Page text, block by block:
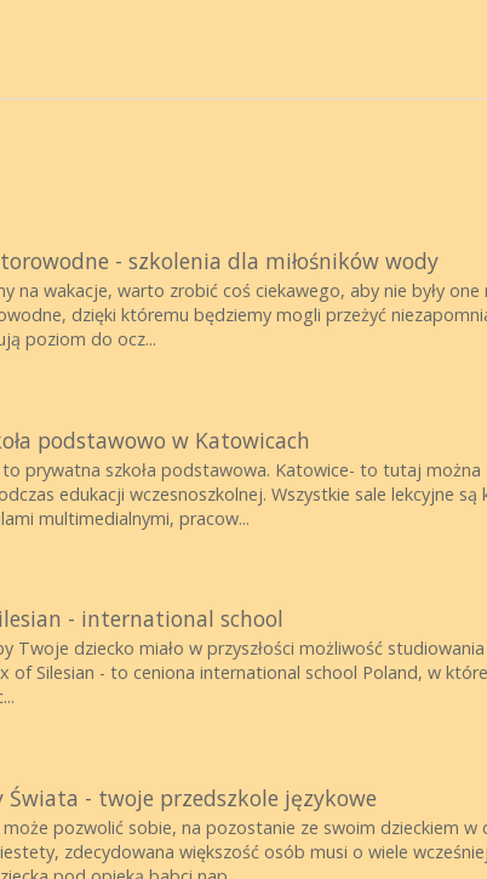
- szkolenia dla miłośników wody
na wakacje, warto zrobić coś ciekawego, aby nie były
dzięki któremu będziemy mogli przeżyć
poziom do ocz...
podstawowo w Katowicach
prywatna szkoła podstawowa. Katowice- to tutaj można
edukacji wczesnoszkolnej. Wszystkie sale lekcyjne
multimedialnymi, pracow...
- international school
Twoje dziecko miało w przyszłości możliwość
of Silesian - to ceniona international school Poland, w
Świata - twoje przedszkole językowe
pozwolić sobie, na pozostanie ze swoim dzieckiem
zdecydowana większość osób musi o wiele